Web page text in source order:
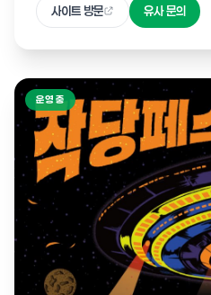
사이트 방문 유사 문의
운영 중